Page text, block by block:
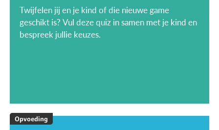
Twijfelen jij en je kind of die nieuwe game
geschikt is? Vul deze quiz in samen met je kind en
bespreek jullie keuzes.
Opvoeding